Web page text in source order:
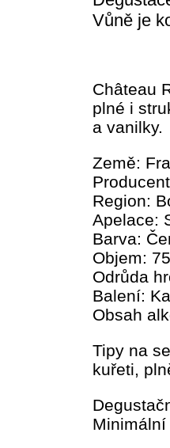
Vůně je
Château
plné i
a vanilky.
Země:
Region:
Apelace:
Barva:
Objem:
Odrůda
Balení:
Obsah
Tipy na
kuřeti,
Minimální